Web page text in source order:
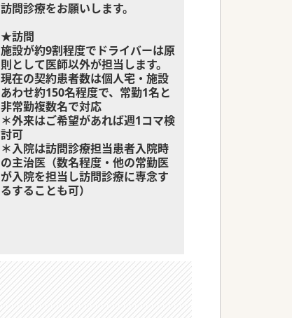
訪問診療をお願いします。
★訪問
施設が約9割程度でドライバーは原
則として医師以外が担当します。
現在の契約患者数は個人宅・施設
あわせ約150名程度で、常勤1名と
非常勤複数名で対応
＊外来はご希望があれば週1コマ検
討可
＊入院は訪問診療担当患者入院時
の主治医（数名程度・他の常勤医
が入院を担当し訪問診療に専念す
るすることも可）